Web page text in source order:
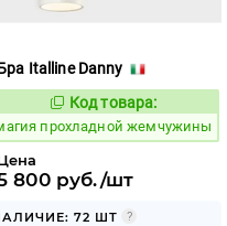
Italline Danny
Код:
915401
Код товара:
прохладной жемчужины
800 руб./шт
72 ШТ